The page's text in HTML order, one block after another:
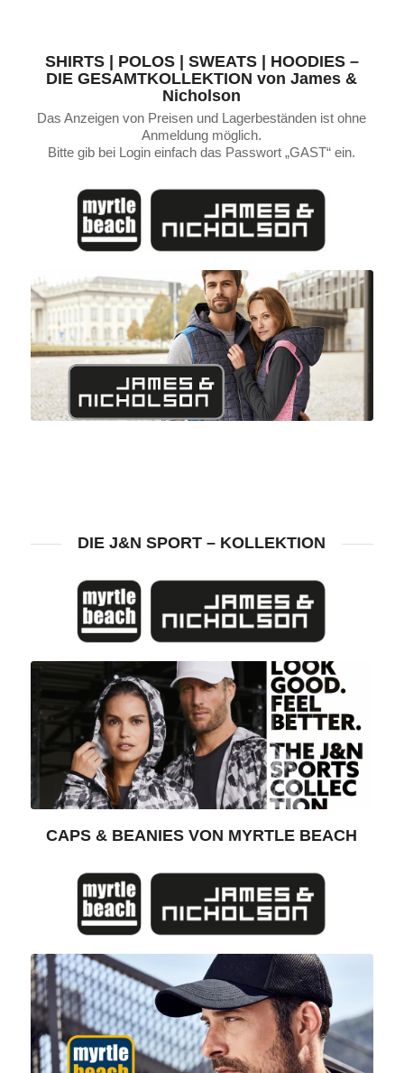
SHIRTS | POLOS | SWEATS | HOODIES –
DIE GESAMTKOLLEKTION von James&
Nicholson
Das Anzeigen von Preisen und Lagerbeständen ist ohne
Anmeldung möglich.
Bitte gib bei Login einfach das Passwort „GAST“ ein.
DIE J&N SPORT – KOLLEKTION
CAPS& BEANIES VON MYRTLE BEACH